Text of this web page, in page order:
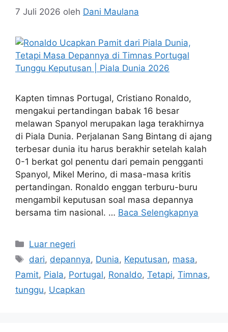
7 Juli 2026 oleh Dani Maulana
Kapten timnas Portugal, Cristiano Ronaldo,
mengakui pertandingan babak 16 besar
melawan Spanyol merupakan laga terakhirnya
di Piala Dunia. Perjalanan Sang Bintang di ajang
terbesar dunia itu harus berakhir setelah kalah
0-1 berkat gol penentu dari pemain pengganti
Spanyol, Mikel Merino, di masa-masa kritis
pertandingan. Ronaldo enggan terburu-buru
mengambil keputusan soal masa depannya
bersama tim nasional. … Baca Selengkapnya
Kategori
Luar negeri
Tag
dari, depannya, Dunia, Keputusan, masa,
Pamit, Piala, Portugal, Ronaldo, Tetapi, Timnas,
tunggu, Ucapkan